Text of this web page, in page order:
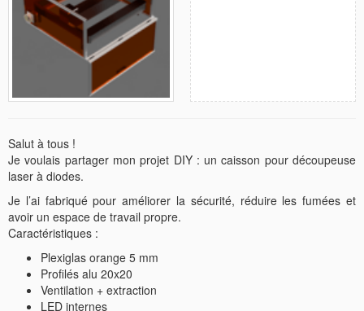
Salut à tous !
Je voulais partager mon projet DIY : un caisson pour découpeuse
laser à diodes.
Je l’ai fabriqué pour améliorer la sécurité, réduire les fumées et
avoir un espace de travail propre.
Caractéristiques :
Plexiglas orange 5 mm
Profilés alu 20x20
Ventilation + extraction
LED internes